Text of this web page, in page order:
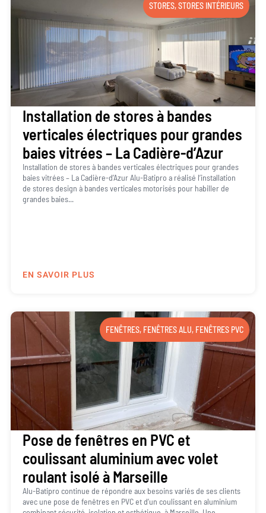
STORES,STORES INTÉRIEURS
Installation de stores à bandes
verticales électriques pour grandes
baies vitrées – La Cadière-d’Azur
Installation de stores à bandes verticales électriques pour grandes
baies vitrées – La Cadière-d’Azur Alu-Batipro a réalisé l’installation
de stores design à bandes verticales motorisés pour habiller de
grandes baies...
EN SAVOIR PLUS
FENÊTRES, FENÊTRES ALU, FENÊTRES PVC
Pose de fenêtres en PVC et
coulissant aluminium avec volet
roulant isolé à Marseille
Alu-Batipro continue de répondre aux besoins variés de ses clients
avec une pose de fenêtres en PVC et d’un coulissant en aluminium